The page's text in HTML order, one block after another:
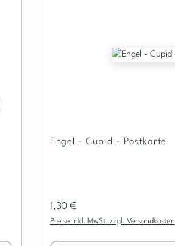
Engel - Cupid - Postkarte
Regulärer Preis:
1,30 €
Preise inkl. MwSt. zzgl. Versandkosten